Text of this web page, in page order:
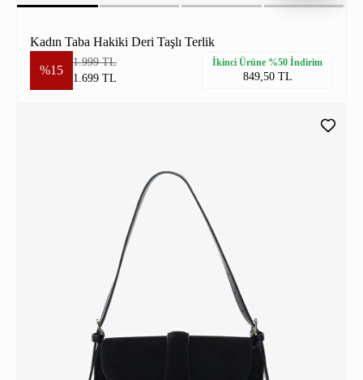
Kadın Taba Hakiki Deri Taşlı Terlik
%15
1.999 TL
1.699 TL
İkinci Ürüne %50 İndirim
849,50 TL